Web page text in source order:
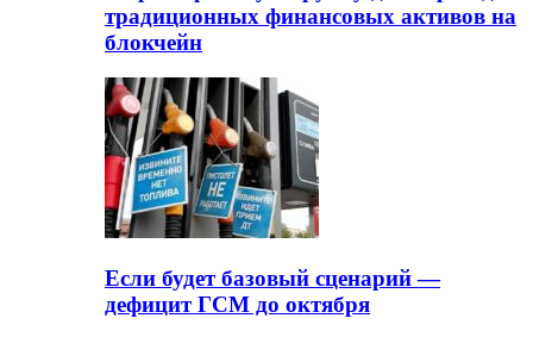
традиционных финансовых активов на
блокчейн
Если будет базовый сценарий —
дефицит ГСМ до октября